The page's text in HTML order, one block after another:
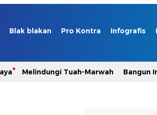
Blak blakan Pro Kontra Infografis
Melindungi Tuah-Marwah Bangun